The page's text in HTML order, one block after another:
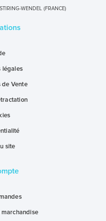
WENDEL (FRANCE)
légales
de Vente
site